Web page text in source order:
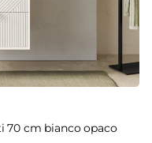
70 cm bianco opaco